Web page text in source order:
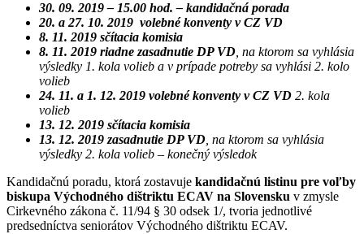
30. 09. 2019 – 15.00 hod. – kandidačná porada
20. a 27. 10. 2019 volebné konventy v CZ VD
8. 11. 2019 sčítacia komisia
8. 11. 2019 riadne zasadnutie DP VD , na ktorom sa vyhlásia
výsledky 1. kola volieb a v prípade potreby sa vyhlási 2. kolo
volieb
24. 11. a 1. 12. 2019 volebné konventy v CZ VD 2. kola
volieb
13. 12. 2019 sčítacia komisia
13. 12. 2019 zasadnutie DP VD , na ktorom sa vyhlásia
výsledky 2. kola volieb – konečný výsledok
Kandidačnú poradu, ktorá zostavuje kandidačnú listinu pre voľby
biskupa Východného dištriktu ECAV na Slovensku v zmysle
Cirkevného zákona č. 11/94 § 30 odsek 1/, tvoria jednotlivé
predsedníctva seniorátov Východného dištriktu ECAV.